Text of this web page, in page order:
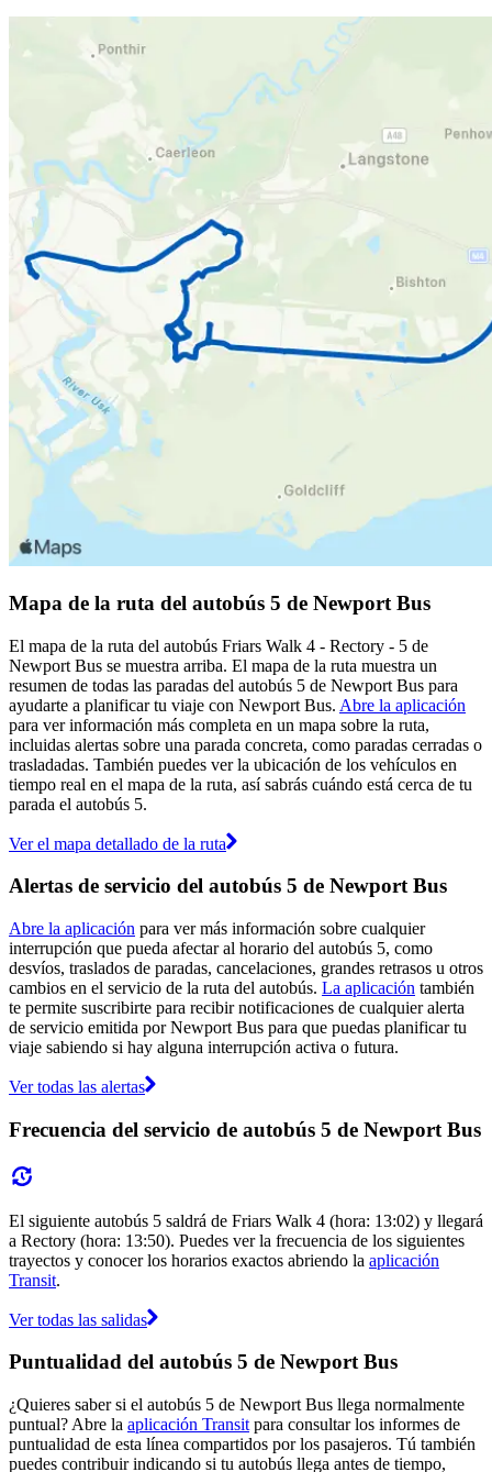
Mapa de la ruta del autobús 5 de Newport Bus
El mapa de la ruta del autobús Friars Walk 4 - Rectory - 5 de
Newport Bus se muestra arriba. El mapa de la ruta muestra un
resumen de todas las paradas del autobús 5 de Newport Bus para
ayudarte a planificar tu viaje con Newport Bus. Abre la aplicación
para ver información más completa en un mapa sobre la ruta,
incluidas alertas sobre una parada concreta, como paradas cerradas o
trasladadas. También puedes ver la ubicación de los vehículos en
tiempo real en el mapa de la ruta, así sabrás cuándo está cerca de tu
parada el autobús 5.
Ver el mapa detallado de la ruta
Alertas de servicio del autobús 5 de Newport Bus
Abre la aplicación para ver más información sobre cualquier
interrupción que pueda afectar al horario del autobús 5, como
desvíos, traslados de paradas, cancelaciones, grandes retrasos u otros
cambios en el servicio de la ruta del autobús. La aplicación también
te permite suscribirte para recibir notificaciones de cualquier alerta
de servicio emitida por Newport Bus para que puedas planificar tu
viaje sabiendo si hay alguna interrupción activa o futura.
Ver todas las alertas
Frecuencia del servicio de autobús 5 de Newport Bus
El siguiente autobús 5 saldrá de Friars Walk 4 (hora: 13:02) y llegará
a Rectory (hora: 13:50). Puedes ver la frecuencia de los siguientes
trayectos y conocer los horarios exactos abriendo la aplicación
Transit.
Ver todas las salidas
Puntualidad del autobús 5 de Newport Bus
¿Quieres saber si el autobús 5 de Newport Bus llega normalmente
puntual? Abre la aplicación Transit para consultar los informes de
puntualidad de esta línea compartidos por los pasajeros. Tú también
puedes contribuir indicando si tu autobús llega antes de tiempo,